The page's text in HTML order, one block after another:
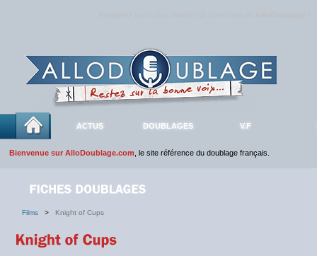
ACTUS DOUBLAGES V.F
Bienvenue sur AlloDoublage.com , le site référence du doublage français.
Films > Knight of Cups